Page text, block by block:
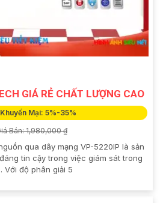
GIÁ RẺ CHẤT LƯỢNG CAO
Mại: 5%-35%
Bán: 1,980,000 ₫
qua dây mạng VP-5220IP là sản
tin cậy trong việc giám sát trong
Với độ phân giải 5